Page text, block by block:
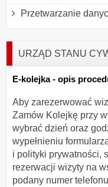
Przetwarzanie
URZĄD STANU
E-kolejka - opis
Aby zarezerwować
Zamów Kolejkę przy
wybrać dzień oraz
wypełnieniu
i polityki prywatności,
rezerwacji wizyty na
podany numer telefonu